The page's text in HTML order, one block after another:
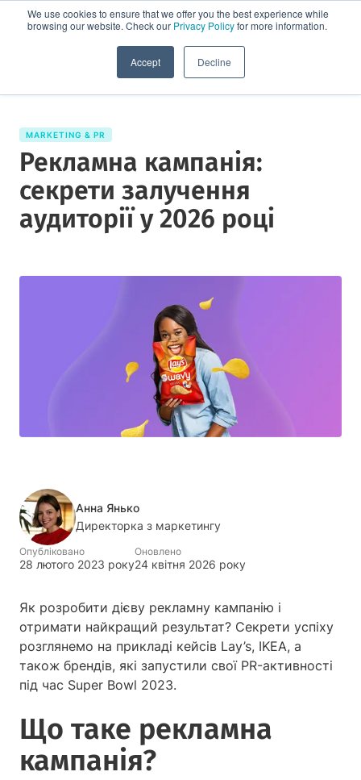
We use cookies to ensure that we offer you the best experience while
browsing our website. Check our Privacy Policyfor more information.
Accept Decline
Спробувати демо
MARKETING & PR
Рекламна кампанія:
секрети залучення
аудиторії у 2026 році
Анна Янько
Директорка з маркетингу
Опубліковано
28 лютого 2023 року
Оновлено
24 квітня 2026 року
Як розробити дієву рекламну кампанію і
отримати найкращий результат? Секрети успіху
розглянемо на прикладі кейсів Lay’s, IKEA, а
також брендів, які запустили свої PR-активності
під час Super Bowl 2023.
Що таке рекламна
кампанія?